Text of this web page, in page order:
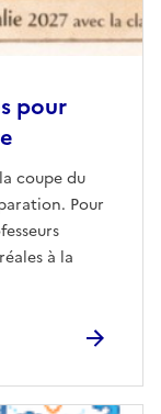
pour
coupe du
Pour
à la